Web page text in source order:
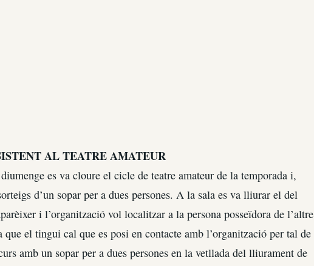
AL TEATRE AMATEUR
es va cloure el cicle de teatre amateur de la temporada i,
d’un sopar per a dues persones. A la sala es va lliurar el del
i l’organització vol localitzar a la persona posseïdora de l’altre
el tingui cal que es posi en contacte amb l’organització per tal de
amb un sopar per a dues persones en la vetllada del lliurament de